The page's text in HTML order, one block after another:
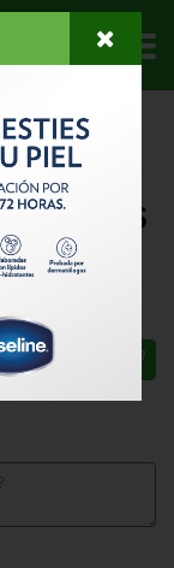
HOUSEHOLD
CANDLES